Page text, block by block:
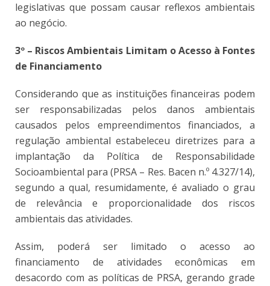
legislativas que possam causar reflexos ambientais
ao negócio.
3º – Riscos Ambientais Limitam o Acesso à Fontes
de Financiamento
Considerando que as instituições financeiras podem
ser responsabilizadas pelos danos ambientais
causados pelos empreendimentos financiados, a
regulação ambiental estabeleceu diretrizes para a
implantação da Política de Responsabilidade
Socioambiental para (PRSA – Res. Bacen n.º 4.327/14),
segundo a qual, resumidamente, é avaliado o grau
de relevância e proporcionalidade dos riscos
ambientais das atividades.
Assim, poderá ser limitado o acesso ao
financiamento de atividades econômicas em
desacordo com as políticas de PRSA, gerando grade